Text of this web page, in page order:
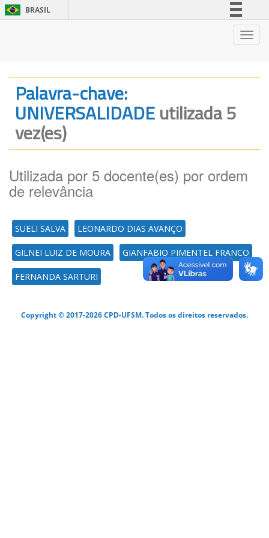
BRASIL
Canais
Palavra-chave:
UNIVERSALIDADEutilizada 5
vez(es)
Utilizada por 5 docente(es) por ordem
de relevância
SUELI SALVA LEONARDO DIAS AVANÇO
GILNEI LUIZ DE MOURA GIANFABIO PIMENTEL FRANCO
FERNANDA SARTURI
Copyright © 2017-2026 CPD-UFSM. Todos os direitos reservados.